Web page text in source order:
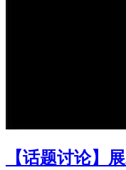
【话题讨论】